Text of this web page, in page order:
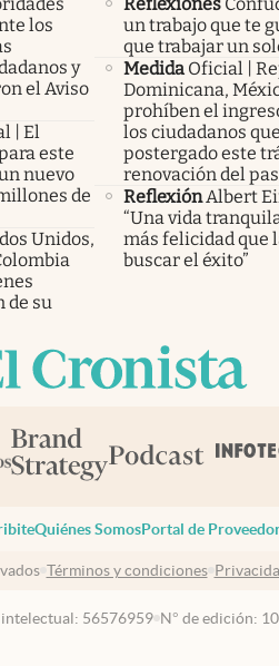
los
y
el Aviso
| El
este
nuevo
de
Unidos,
de su
un trabajo que te
que trabajar un
Medida Oficial |
Dominicana,
prohíben el
los ciudadanos
postergado este
renovación del
ReflexiónAlbert
“Una vida
más felicidad que
buscar el éxito”
Quiénes SomosPortal de
Términos y condiciones
intelectual: 56576959 N° de edición: